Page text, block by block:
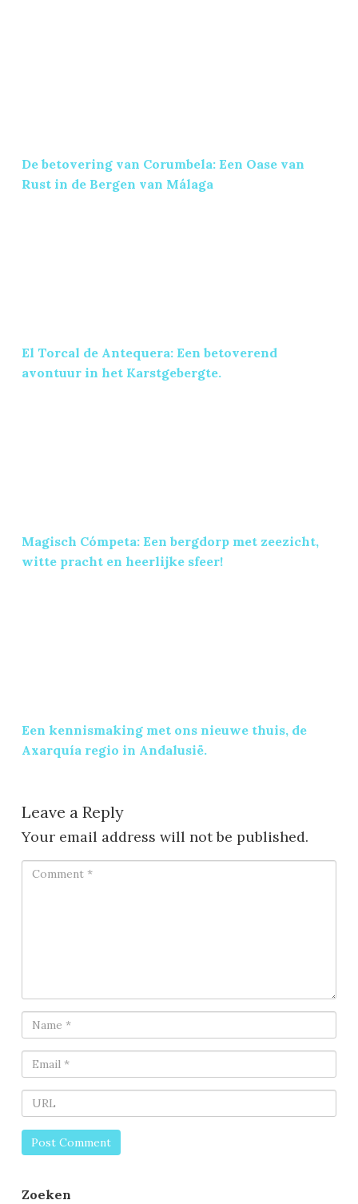
De betovering van Corumbela: Een Oase van
Rust in de Bergen van Málaga
El Torcal de Antequera: Een betoverend
avontuur in het Karstgebergte.
Magisch Cómpeta: Een bergdorp met zeezicht,
witte pracht en heerlijke sfeer!
Een kennismaking met ons nieuwe thuis, de
Axarquía regio in Andalusië.
Leave a Reply
Your email address will not be published.
Zoeken